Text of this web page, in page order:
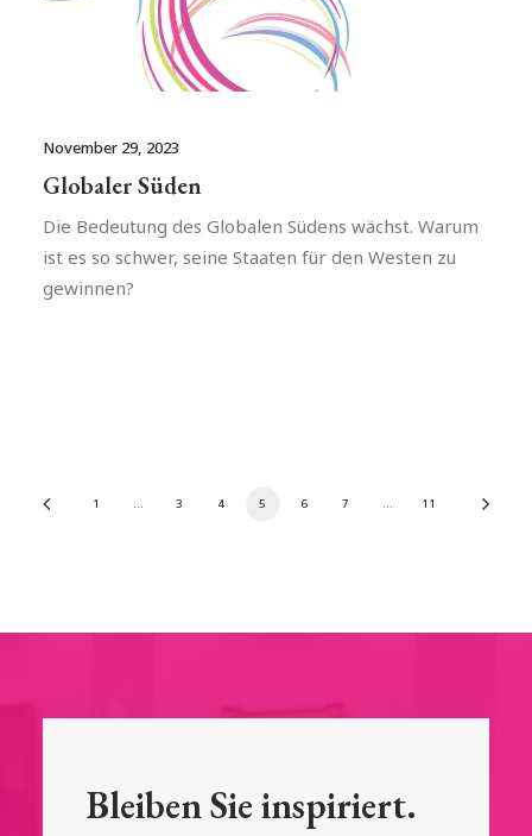
November 29, 2023
Globaler Süden
Die Bedeutung des Globalen Südens wächst. Warum
ist es so schwer, seine Staaten für den Westen zu
gewinnen?
1 … 3 4 5 6 7 … 11
Bleiben Sie inspiriert.